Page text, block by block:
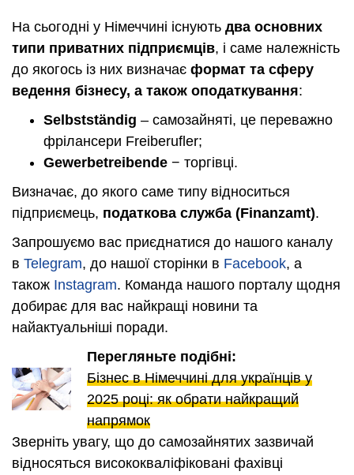
На сьогодні у Німеччині існують два основних
типи приватних підприємців, і саме належність
до якогось із них визначає формат та сферу
ведення бізнесу, а також оподаткування:
Selbstständig – самозайняті, це переважно
фрілансери Freiberufler;
Gewerbetreibende − торгівці.
Визначає, до якого саме типу відноситься
підприємець, податкова служба (Finanzamt).
Запрошуємо вас приєднатися до нашого каналу
в Telegram, до нашої сторінки в Facebook, а
також Instagram. Команда нашого порталу щодня
добирає для вас найкращі новини та
найактуальніші поради.
Перегляньте подібні:
Бізнес в Німеччині для українців у
2025 році: як обрати найкращий
напрямок
Зверніть увагу, що до самозайнятих зазвичай
відносяться висококваліфіковані фахівці